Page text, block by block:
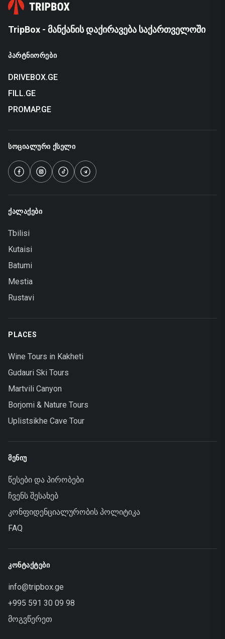
TripBox - მანქანის დაქირავება საქართველოში
ᲞᲐᲠᲢᲜᲘᲝᲠᲔᲑᲘ
DRIVEBOX.GE
FILL.GE
PROMAP.GE
ᲡᲝᲪᲘᲐᲚᲣᲠᲘ ᲥᲡᲔᲚᲘ
ᲥᲐᲚᲐᲥᲔᲑᲘ
Tbilisi
Kutaisi
Batumi
Mestia
Rustavi
PLACES
Wine Tours in Kakheti
Gudauri Ski Tours
Martvili Canyon
Borjomi & Nature Tours
Uplistsikhe Cave Tour
ᲛᲔᲜᲘᲣ
წესები და პირობები
ჩვენს შესახებ
კონფიდენციალურობის პოლიტიკა
FAQ
ᲙᲝᲜᲢᲐᲥᲢᲔᲑᲘ
info@tripbox.ge
+995 591 30 09 98
მოგვწერეთ